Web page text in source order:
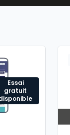
Essai
gratuit